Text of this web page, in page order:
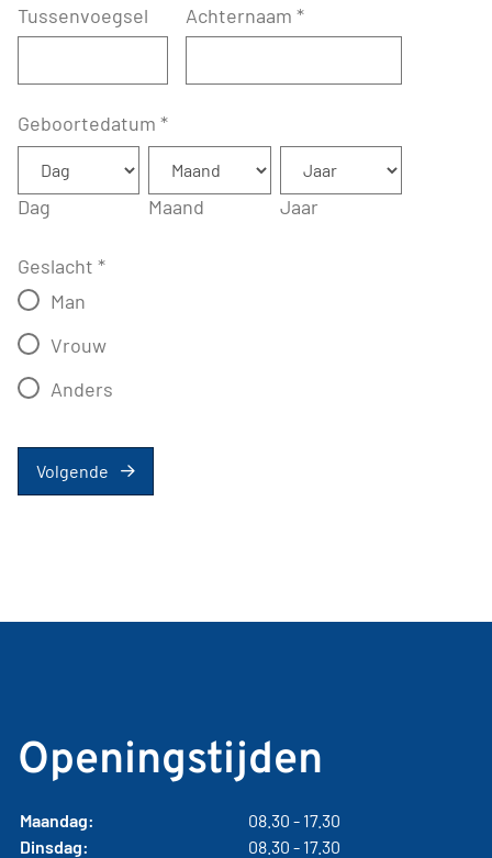
Tussenvoegsel Achternaam *
Geboortedatum *
Dag Maand Jaar
Geslacht *
Man
Vrouw
Anders
Volgende
Openingstijden
Maandag:
08.30 - 17.30
Dinsdag:
08.30 - 17.30